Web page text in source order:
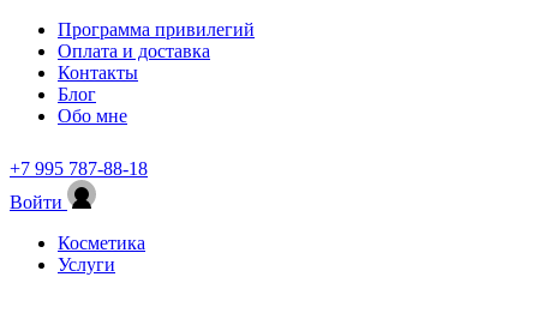
Программа привилегий
Оплата и доставка
Контакты
Блог
Обо мне
+7 995 787-88-18
Войти
Косметика
Услуги